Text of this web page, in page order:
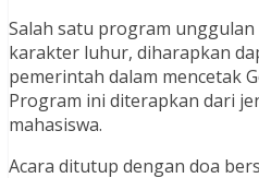
Salah satu program unggulan
karakter luhur, diharapkan
pemerintah dalam mencetak
Program ini diterapkan dari
mahasiswa.
Acara ditutup dengan doa